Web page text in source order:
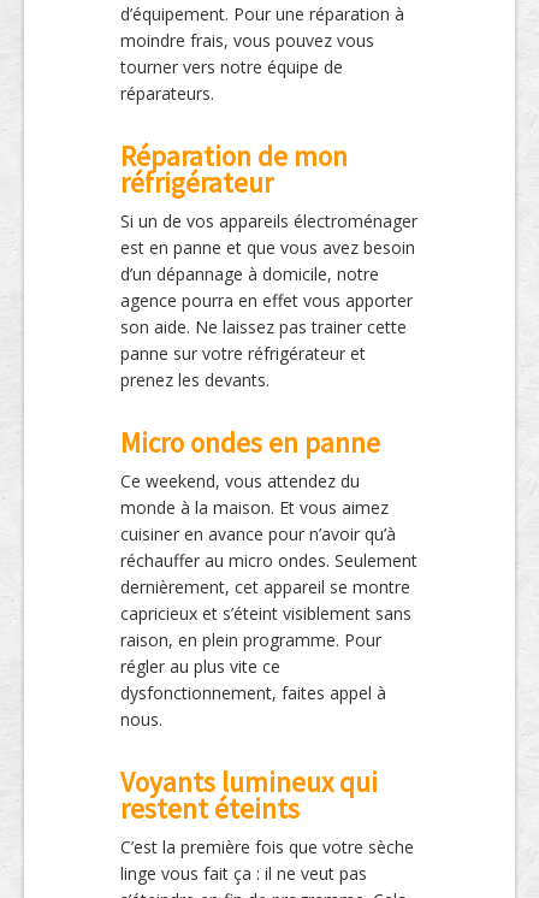
d’équipement. Pour une réparation à
moindre frais, vous pouvez vous
tourner vers notre équipe de
réparateurs.
Réparation de mon
réfrigérateur
Si un de vos appareils électroménager
est en panne et que vous avez besoin
d’un dépannage à domicile, notre
agence pourra en effet vous apporter
son aide. Ne laissez pas trainer cette
panne sur votre réfrigérateur et
prenez les devants.
Micro ondes en panne
Ce weekend, vous attendez du
monde à la maison. Et vous aimez
cuisiner en avance pour n’avoir qu’à
réchauffer au micro ondes. Seulement
dernièrement, cet appareil se montre
capricieux et s’éteint visiblement sans
raison, en plein programme. Pour
régler au plus vite ce
dysfonctionnement, faites appel à
nous.
Voyants lumineux qui
restent éteints
C’est la première fois que votre sèche
linge vous fait ça : il ne veut pas